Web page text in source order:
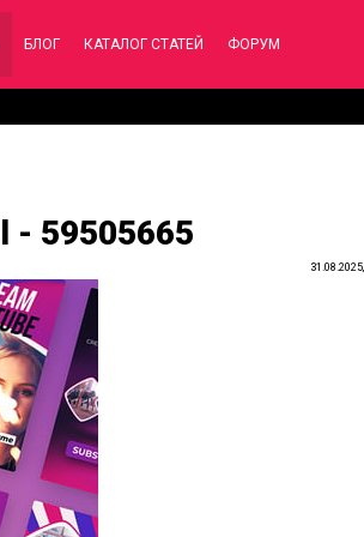
БЛОГ КАТАЛОГ СТАТЕЙ ФОРУМ
- 59505665